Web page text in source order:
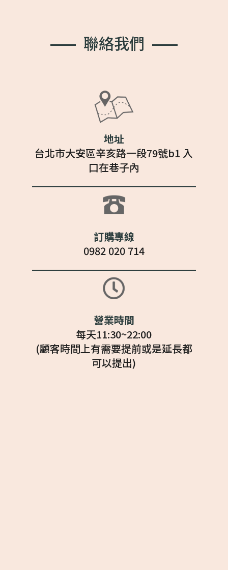
聯絡我們
地址
台北市大安區辛亥路一段79號b1 入
口在巷子內
訂購專線
0982 020 714
營業時間
每天11:30~22:00
(顧客時間上有需要提前或是延長都
可以提出)